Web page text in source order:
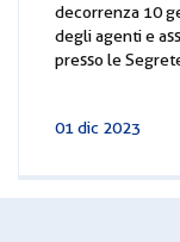
decorrenza 10
degli agenti e
presso le
01 dic 2023